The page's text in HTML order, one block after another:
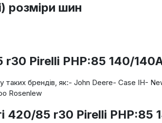
розміри шин
Pirelli PHP:85 140/
таких брендів, як:- John Deere- Case IH-
Rosenlew
420/85 r30 Pirelli PHP:85